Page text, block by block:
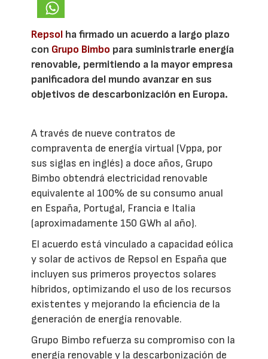
Repsol ha firmado un acuerdo a largo plazo
con Grupo Bimbo para suministrarle energía
renovable, permitiendo a la mayor empresa
panificadora del mundo avanzar en sus
objetivos de descarbonización en Europa.
A través de nueve contratos de
compraventa de energía virtual (Vppa, por
sus siglas en inglés) a doce años, Grupo
Bimbo obtendrá electricidad renovable
equivalente al 100% de su consumo anual
en España, Portugal, Francia e Italia
(aproximadamente 150 GWh al año).
El acuerdo está vinculado a capacidad eólica
y solar de activos de Repsol en España que
incluyen sus primeros proyectos solares
híbridos, optimizando el uso de los recursos
existentes y mejorando la eficiencia de la
generación de energía renovable.
Grupo Bimbo refuerza su compromiso con la
energía renovable y la descarbonización de